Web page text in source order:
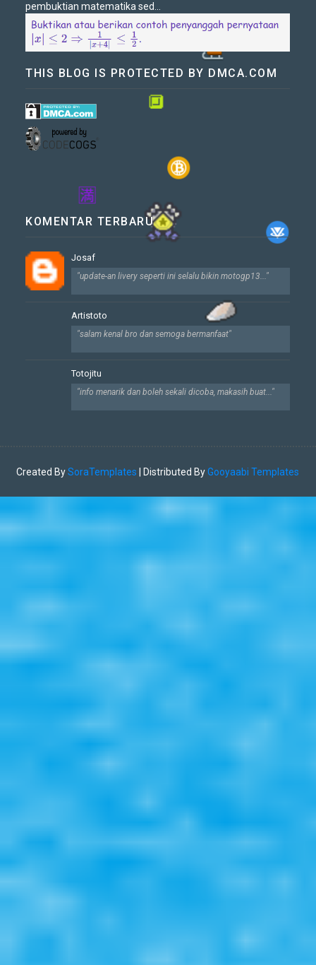
🧔🏾‍♀️
pembuktian matematika sed...
THIS BLOG IS PROTECTED BY DMCA.COM
KOMENTAR TERBARU
Josaf
"update-an livery seperti ini selalu bikin motogp13..."
Artistoto
"salam kenal bro dan semoga bermanfaat"
Totojitu
"info menarik dan boleh sekali dicoba, makasih buat..."
Created BySoraTemplates | Distributed ByGooyaabi Templates